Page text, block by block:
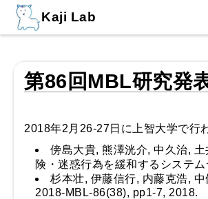
Kaji Lab
第86回MBL研究発
2018年2月26-27日に上智大学で行
傍島大貴, 熊澤洸介, 中久治,
険・迷惑行為を緩和するシステ
杉本壮, 伊藤信行, 内藤克浩,
2018-MBL-86(38), pp1-7, 2018.